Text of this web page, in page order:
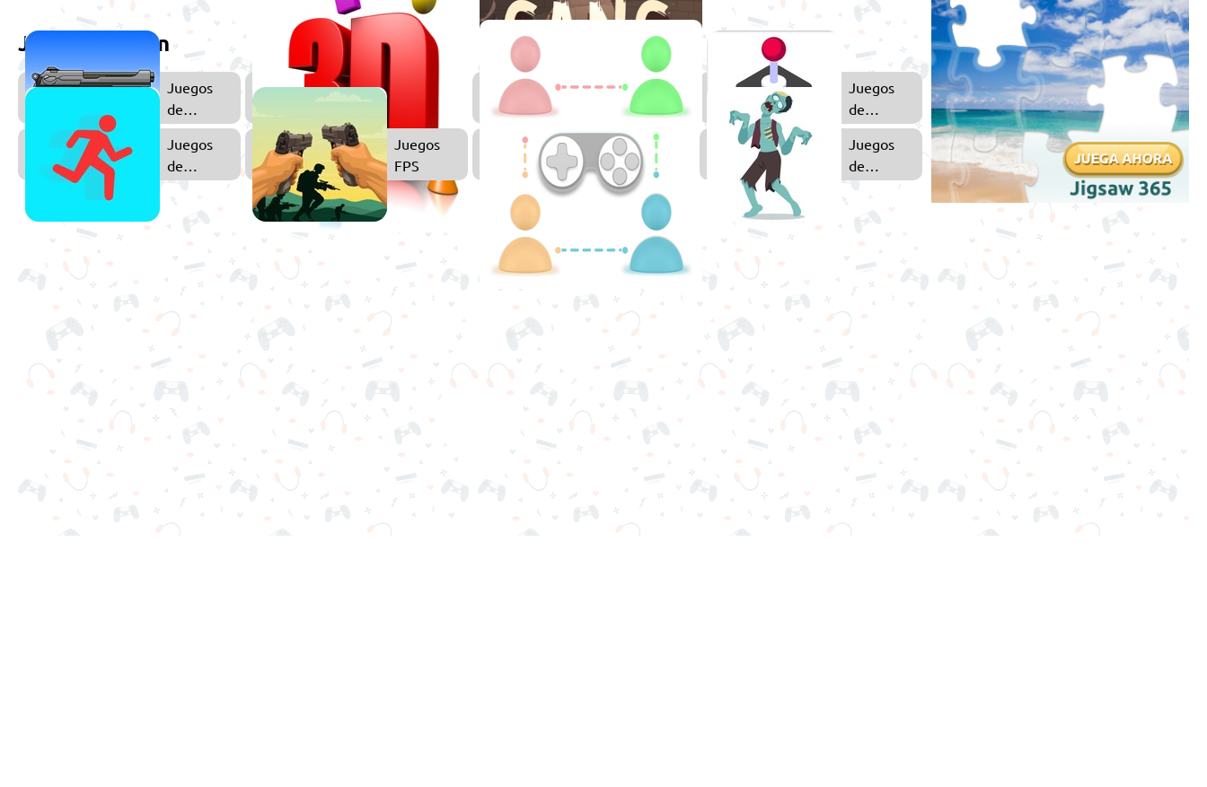
Juega también
Juegos
de
Pistolas
Juegos
3D
Juegos
Chicos
Juegos
de
Arcade
Juegos
de
Stickman
Juegos
FPS
Juegos
Multijugador
Juegos
de
Zombies